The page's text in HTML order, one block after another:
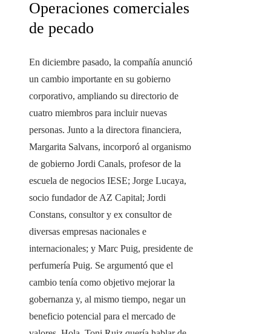
Operaciones comerciales
de pecado
En diciembre pasado, la compañía anunció
un cambio importante en su gobierno
corporativo, ampliando su directorio de
cuatro miembros para incluir nuevas
personas. Junto a la directora financiera,
Margarita Salvans, incorporó al organismo
de gobierno Jordi Canals, profesor de la
escuela de negocios IESE; Jorge Lucaya,
socio fundador de AZ Capital; Jordi
Constans, consultor y ex consultor de
diversas empresas nacionales e
internacionales; y Marc Puig, presidente de
perfumería Puig. Se argumentó que el
cambio tenía como objetivo mejorar la
gobernanza y, al mismo tiempo, negar un
beneficio potencial para el mercado de